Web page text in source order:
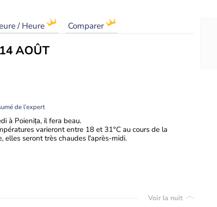
/ Heure Comparer
AOÛT
de l’expert
à Poienița, il fera beau.
varieront entre 18 et 31°C au cours de la
elles seront très chaudes l'après-midi.
Voir la nuit